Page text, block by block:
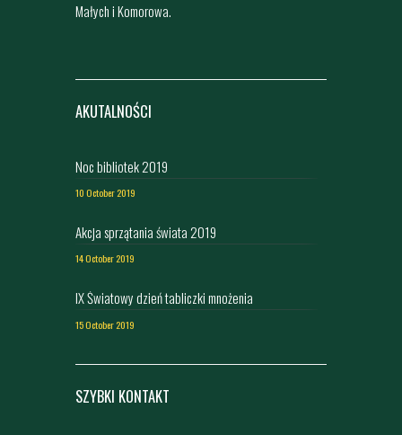
Małych i Komorowa.
AKUTALNOŚCI
Noc bibliotek 2019
10 October 2019
Akcja sprzątania świata 2019
14 October 2019
IX Światowy dzień tabliczki mnożenia
15 October 2019
SZYBKI KONTAKT